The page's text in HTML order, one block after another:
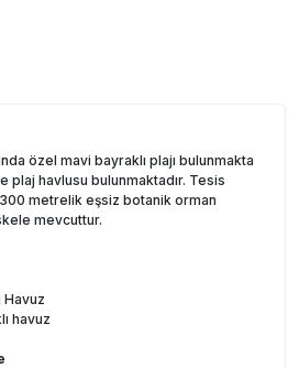
özel mavi bayraklı plajı bulunmakta
plaj havlusu bulunmaktadır. Tesis
metrelik eşsiz botanik orman
mevcuttur.
Havuz
havuz